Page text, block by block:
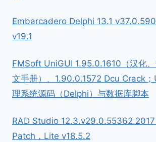
Embarcadero Delphi 13.1
v19.1
FMSoft UniGUI 1.95.0.1610（汉化
文手册）、1.90.0.1572 Dcu Crack
理系统源码（Delphi）与数据库脚本
RAD Studio
Patch，Lite v18.5.2